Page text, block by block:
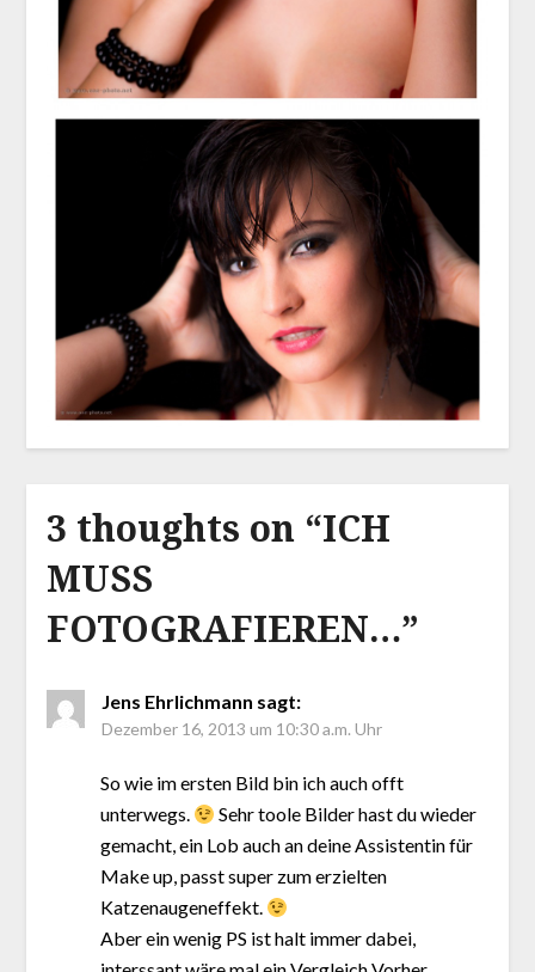
3 thoughts on “ICH
MUSS
FOTOGRAFIEREN…”
Jens Ehrlichmann sagt:
Dezember 16, 2013 um 10:30 a.m. Uhr
So wie im ersten Bild bin ich auch offt
unterwegs.
Sehr toole Bilder hast du wieder
gemacht, ein Lob auch an deine Assistentin für
Make up, passt super zum erzielten
Katzenaugeneffekt.
Aber ein wenig PS ist halt immer dabei,